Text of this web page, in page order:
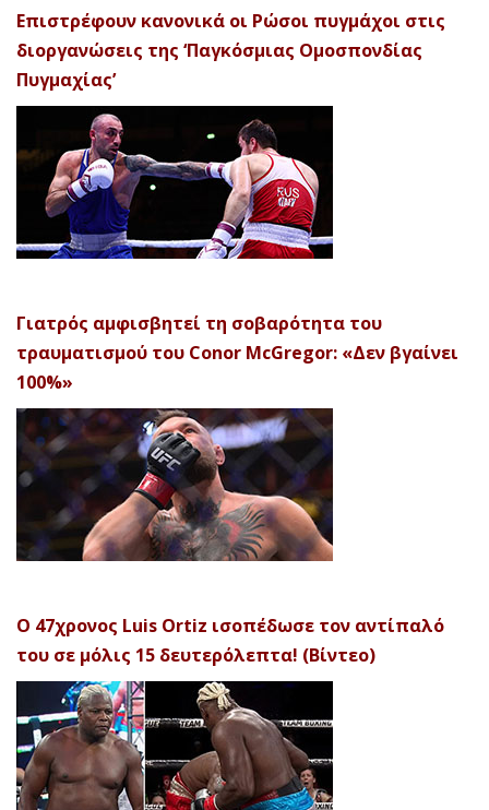
Επιστρέφουν κανονικά οι Ρώσοι πυγμάχοι στις
διοργανώσεις της ‘Παγκόσμιας Ομοσπονδίας
Πυγμαχίας’
Γιατρός αμφισβητεί τη σοβαρότητα του
τραυματισμού του Conor McGregor: «Δεν βγαίνει
100%»
Ο 47χρονος Luis Ortiz ισοπέδωσε τον αντίπαλό
του σε μόλις 15 δευτερόλεπτα! (Βίντεο)